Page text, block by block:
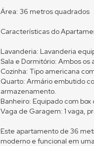
Área: 36 metros quadrados
Características do
Lavanderia: Lavanderia
Sala e Dormitório: Ambos
Cozinha: Tipo americana
Quarto: Armário embutido
armazenamento.
Banheiro: Equipado com
Vaga de Garagem: 1 vaga,
Este apartamento de 36
moderno e funcional em